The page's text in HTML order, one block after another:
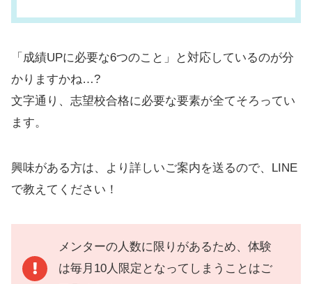
「成績UPに必要な6つのこと」と対応しているのが分
かりますかね…?
文字通り、志望校合格に必要な要素が全てそろってい
ます。
興味がある方は、より詳しいご案内を送るので、LINE
で教えてください！
メンターの人数に限りがあるため、体験
は毎月10人限定となってしまうことはご